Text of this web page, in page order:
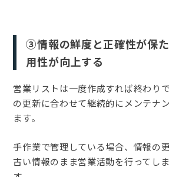
③情報の鮮度と正確性が保
用性が向上する
営業リストは一度作成すれば終わり
の更新に合わせて継続的にメンテナ
ます。
手作業で管理している場合、情報の
古い情報のまま営業活動を行ってし